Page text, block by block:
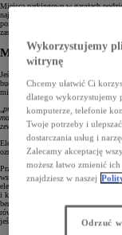
Miejsca parkingowe w garażach
najróżniejszych przedmiotów.
pożarowe. Przyjrzyjmy się dokładniej
zasilanych LPG oraz pojazdów
Miejsce parkingowe w
Jeśli z uwagą przeczytamy przepisy
budowlanych i terenów, z pewnością
miejscach zabronione jest:
przechowywanie materiałów
materiałów palnych w odległości
zewnętrzne mogą nagrzewać się do
Elementem, który łatwo nagrzewa
oznacza to, że wokół auta nie
Przepisy zwykle nie mają
wspólnych wielu budynków
elektryczne), drewniane meble,
i kanistry z najróżniejszą zawartością
benzynę. Właściciele miejsc
również szafy, półki i inne
jeśli zostały zrobione z niepalnych
Wykorzystujemy
witrynę
Chcemy ułatwić Ci
dlatego wykorzystujemy
komputerze, telefonie
Twoje potrzeby i
dostarczania usług i
Zalecamy akceptację
możesz łatwo zmienić
znajdziesz w naszej
Odrzuć